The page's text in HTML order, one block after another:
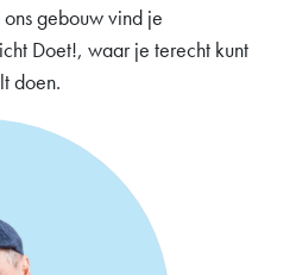
gebouw vind je
Doet!, waar je terecht kunt
doen.